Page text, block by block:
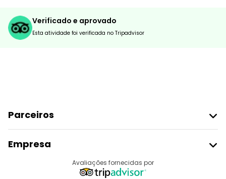
Verificado e aprovado
Esta atividade foi verificada no Tripadvisor
Parceiros
Registo Do Fornecedor
Programa De Afiliados
Empresa
Avaliações fornecidas por